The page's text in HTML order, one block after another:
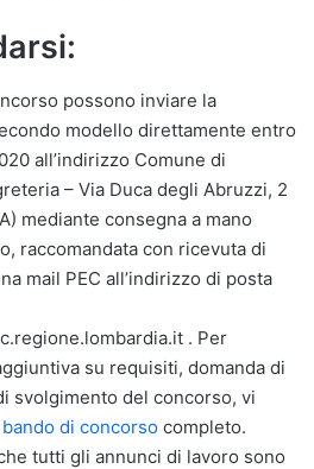
possono inviare la
modello direttamente entro
all’indirizzo Comune di
– Via Duca degli Abruzzi, 2
mediante consegna a mano
raccomandata con ricevuta di
mail PEC all’indirizzo di posta
. Per
su requisiti, domanda di
svolgimento del concorso, vi
bando di concorso completo.
tutti gli annunci di lavoro sono